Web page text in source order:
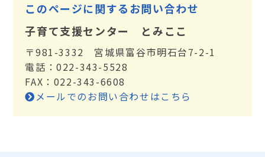
このページに関するお問い合わせ
子育て支援センター とみここ
〒981-3332 宮城県富谷市明石台7-2-1
電話：022-343-5528
FAX：022-343-6608
メールでのお問い合わせはこちら